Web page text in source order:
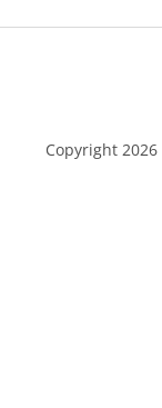
t
Copyright 2026